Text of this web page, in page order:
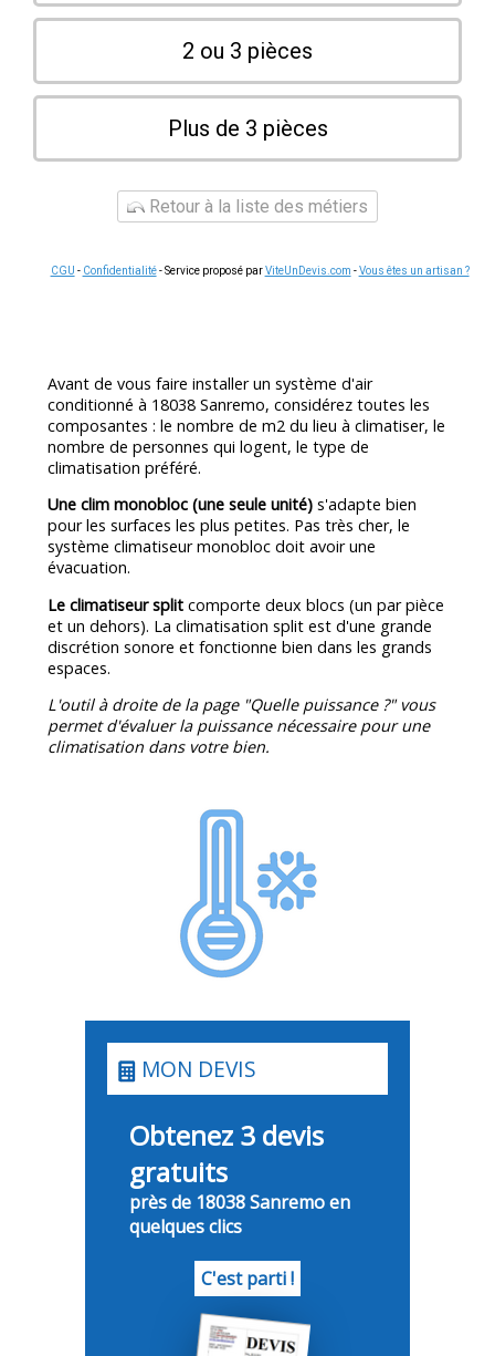
2 ou 3 pièces
Plus de 3 pièces
Retour à la liste des métiers
CGU - Confidentialité- Service proposé parViteUnDevis.com -Vous êtes un artisan ?
Avant de vous faire installer un système d'air
conditionné à 18038 Sanremo, considérez toutes les
composantes : le nombre de m2 du lieu à climatiser, le
nombre de personnes qui logent, le type de
climatisation préféré.
Une clim monobloc (une seule unité) s'adapte bien
pour les surfaces les plus petites. Pas très cher, le
système climatiseur monobloc doit avoir une
évacuation.
Le climatiseur split comporte deux blocs (un par pièce
et un dehors). La climatisation split est d'une grande
discrétion sonore et fonctionne bien dans les grands
espaces.
L'outil à droite de la page "Quelle puissance ?" vous
permet d'évaluer la puissance nécessaire pour une
climatisation dans votre bien.
MON DEVIS
Obtenez 3 devis
gratuits
près de 18038 Sanremo en
quelques clics
C'est parti !